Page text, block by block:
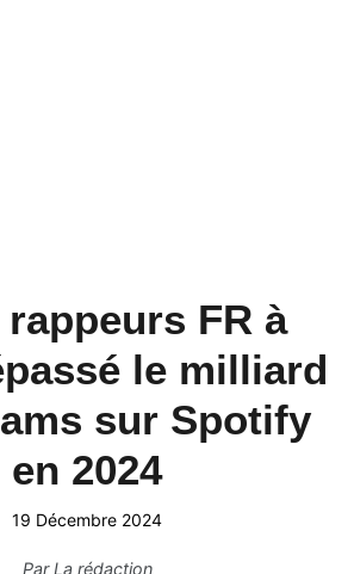
rappeurs FR à
le milliard
sur Spotify
en 2024
19 Décembre 2024
ParLa rédaction